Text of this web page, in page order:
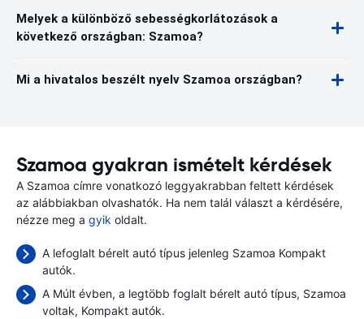
Melyek a különböző sebességkorlátozások a
következő országban: Szamoa?
Mi a hivatalos beszélt nyelv Szamoa országban?
Szamoa gyakran ismételt kérdések
A Szamoa címre vonatkozó leggyakrabban feltett kérdések
az alábbiakban olvashatók. Ha nem talál választ a kérdésére,
nézze meg a gyik oldalt.
A lefoglalt bérelt autó típus jelenleg Szamoa Kompakt
autók.
A Múlt évben, a legtöbb foglalt bérelt autó típus, Szamoa
voltak, Kompakt autók.